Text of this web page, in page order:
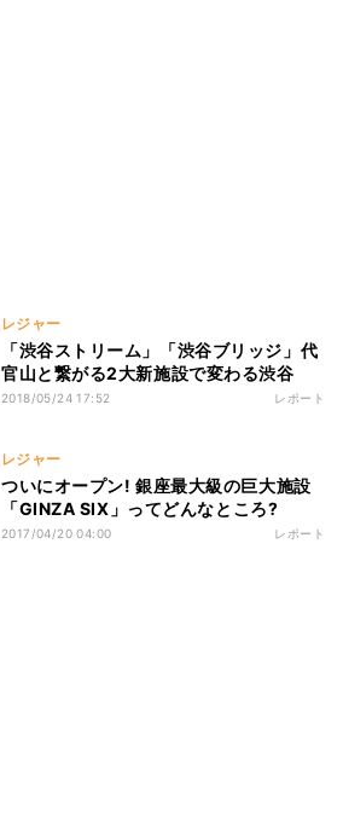
レジャー
「渋谷ストリーム」「渋谷ブリッジ」代
官山と繋がる2大新施設で変わる渋谷
2018/05/24 17:52 レポート
レジャー
ついにオープン! 銀座最大級の巨大施設
「GINZA SIX」ってどんなところ?
2017/04/20 04:00 レポート